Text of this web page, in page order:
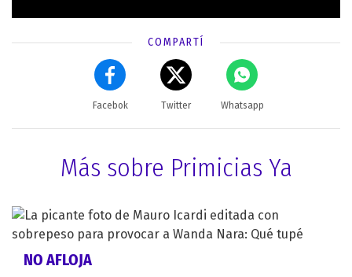
COMPARTÍ
Facebok Twitter Whatsapp
Más sobre Primicias Ya
NO AFLOJA